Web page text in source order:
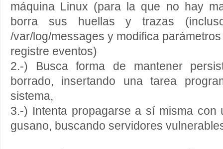
máquina Linux (para la que no hay
borra sus huellas y trazas
/var/log/messages y modifica
registre eventos)
2.-) Busca forma de mantener
borrado, insertando una tarea
sistema,
3.-) Intenta propagarse a sí misma con
gusano, buscando servidores